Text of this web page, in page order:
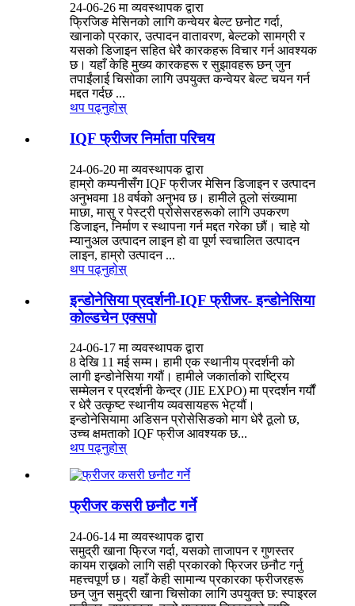
24-06-26 मा व्यवस्थापक द्वारा
फ्रिजिङ मेसिनको लागि कन्वेयर बेल्ट छनोट गर्दा,
खानाको प्रकार, उत्पादन वातावरण, बेल्टको सामग्री र
यसको डिजाइन सहित धेरै कारकहरू विचार गर्न आवश्यक
छ। यहाँ केहि मुख्य कारकहरू र सुझावहरू छन् जुन
तपाईंलाई चिसोका लागि उपयुक्त कन्वेयर बेल्ट चयन गर्न
मद्दत गर्दछ ...
थप पढ्नुहोस्
IQF फ्रीजर निर्माता परिचय
24-06-20 मा व्यवस्थापक द्वारा
हाम्रो कम्पनीसँग IQF फ्रीजर मेसिन डिजाइन र उत्पादन
अनुभवमा 18 वर्षको अनुभव छ। हामीले ठूलो संख्यामा
माछा, मासु र पेस्ट्री प्रोसेसरहरूको लागि उपकरण
डिजाइन, निर्माण र स्थापना गर्न मद्दत गरेका छौं। चाहे यो
म्यानुअल उत्पादन लाइन हो वा पूर्ण स्वचालित उत्पादन
लाइन, हाम्रो उत्पादन ...
थप पढ्नुहोस्
इन्डोनेसिया प्रदर्शनी-IQF फ्रीजर- इन्डोनेसिया
कोल्डचेन एक्सपो
24-06-17 मा व्यवस्थापक द्वारा
8 देखि 11 मई सम्म। हामी एक स्थानीय प्रदर्शनी को
लागी इन्डोनेसिया गयौं। हामीले जकार्ताको राष्ट्रिय
सम्मेलन र प्रदर्शनी केन्द्र (JIE EXPO) मा प्रदर्शन गर्यौं
र धेरै उत्कृष्ट स्थानीय व्यवसायहरू भेट्यौं।
इन्डोनेसियामा अडिसन प्रोसेसिङको माग धेरै ठूलो छ,
उच्च क्षमताको IQF फ्रीज आवश्यक छ...
थप पढ्नुहोस्
फ्रीजर कसरी छनौट गर्ने
24-06-14 मा व्यवस्थापक द्वारा
समुद्री खाना फ्रिज गर्दा, यसको ताजापन र गुणस्तर
कायम राख्नको लागि सही प्रकारको फ्रिजर छनौट गर्नु
महत्त्वपूर्ण छ। यहाँ केही सामान्य प्रकारका फ्रीजरहरू
छन् जुन समुद्री खाना चिसोका लागि उपयुक्त छ: स्पाइरल